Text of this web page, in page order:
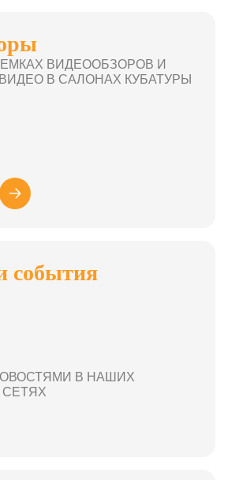
ВИДЕООБЗОРОВ И
В САЛОНАХ КУБАТУРЫ
события
В НАШИХ